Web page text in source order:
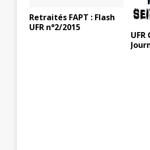
Retraités FAPT : Flash
UFR n°2/2015
UFR